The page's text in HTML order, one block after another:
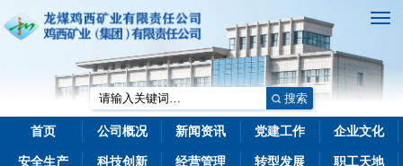
搜索
首页 公司概况 新闻资讯 党建工作 企业文化
安全生产 科技创新 经营管理 转型发展 职工天地